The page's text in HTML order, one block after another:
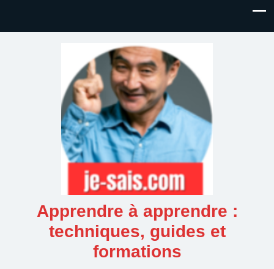
Apprendre à apprendre :
techniques, guides et
formations